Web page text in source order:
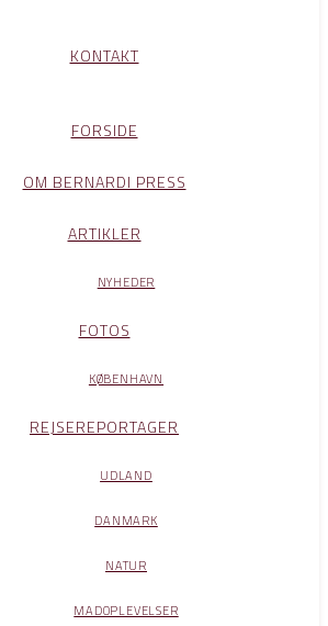
KONTAKT
FORSIDE
OM BERNARDI PRESS
ARTIKLER
NYHEDER
FOTOS
KØBENHAVN
REJSEREPORTAGER
UDLAND
DANMARK
NATUR
MADOPLEVELSER